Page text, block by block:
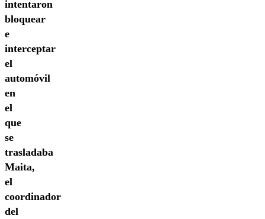
intentaron
bloquear
e
interceptar
el
automóvil
en
el
que
se
trasladaba
Maita,
el
coordinador
del